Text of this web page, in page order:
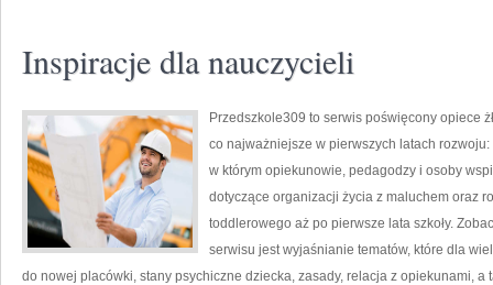
Inspiracje dla nauczycieli
Przedszkole309 to serwis poświęcony opiece
co najważniejsze w pierwszych latach
w którym opiekunowie, pedagodzy i osoby
dotyczące organizacji życia z maluchem oraz
toddlerowego aż po pierwsze lata szkoły.
serwisu jest wyjaśnianie tematów, które dla
do nowej placówki, stany psychiczne dziecka, zasady, relacja z opiekunami,